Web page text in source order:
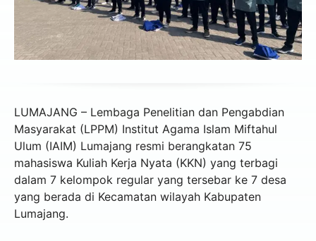
LUMAJANG – Lembaga Penelitian dan Pengabdian
Masyarakat (LPPM) Institut Agama Islam Miftahul
Ulum (IAIM) Lumajang resmi berangkatan 75
mahasiswa Kuliah Kerja Nyata (KKN) yang terbagi
dalam 7 kelompok regular yang tersebar ke 7 desa
yang berada di Kecamatan wilayah Kabupaten
Lumajang.